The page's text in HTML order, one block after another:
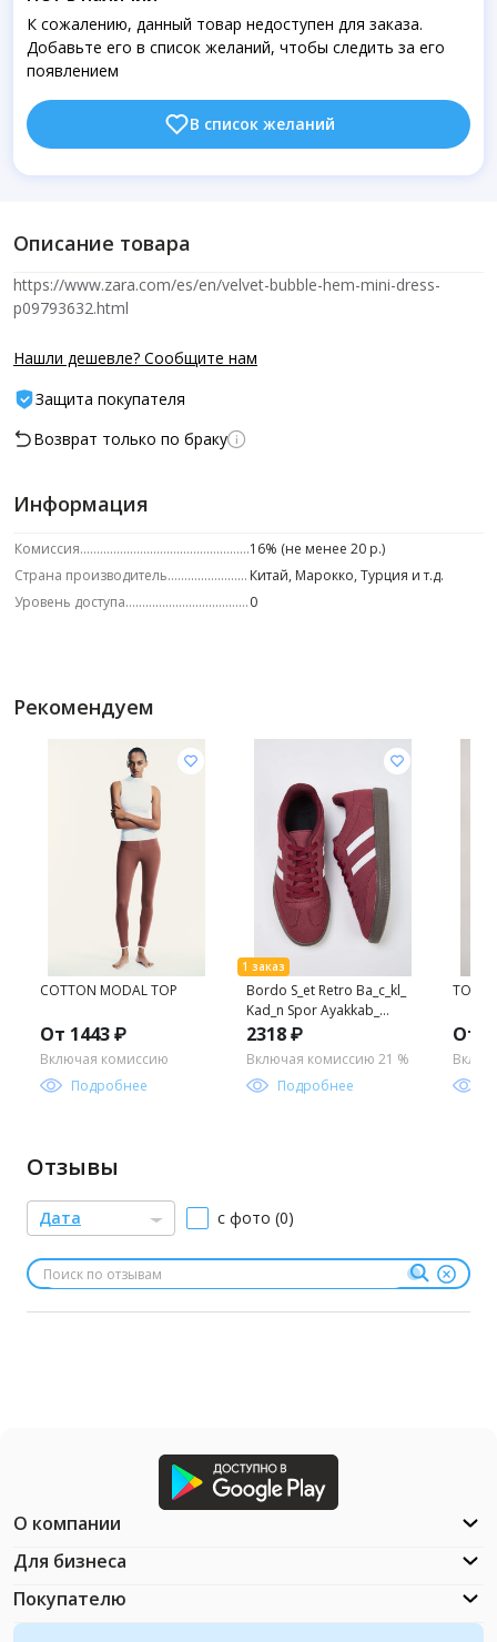
К сожалению, данный товар недоступен для заказа.
Добавьте его в список желаний, чтобы следить за его
появлением
В список желаний
Описание товара
https://www.zara.com/es/en/velvet-bubble-hem-mini-dress-
p09793632.html
Нашли дешевле? Сообщите нам
Защита покупателя
Возврат только по браку
Информация
Комиссия
16% (не менее 20 р.)
Страна производитель
Китай, Марокко, Турция и т.д.
Уровень доступа
0
Рекомендуем
COTTON MODAL TOP
От 1443 ₽
Включая комиссию
Подробнее
Bordo S_et Retro Ba_c_kl_
Kad_n Spor Ayakkab_
TAKAW25SN00005
2318 ₽
Включая комиссию 21 %
Подробнее
TOP
От
Отзывы
Дата с фото (0)
О компании
Для бизнеса
Покупателю